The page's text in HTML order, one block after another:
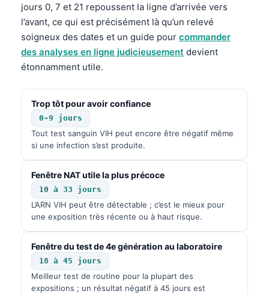
jours 0, 7 et 21 repoussent la ligne d’arrivée vers
l’avant, ce qui est précisément là qu’un relevé
soigneux des dates et un guide pour commander
des analyses en ligne judicieusement devient
étonnamment utile.
Trop tôt pour avoir confiance
0-9 jours
Tout test sanguin VIH peut encore être négatif même
si une infection s’est produite.
Fenêtre NAT utile la plus précoce
10 à 33 jours
L’ARN VIH peut être détectable ; c’est le mieux pour
une exposition très récente ou à haut risque.
Fenêtre du test de 4e génération au laboratoire
18 à 45 jours
Meilleur test de routine pour la plupart des
expositions ; un résultat négatif à 45 jours est